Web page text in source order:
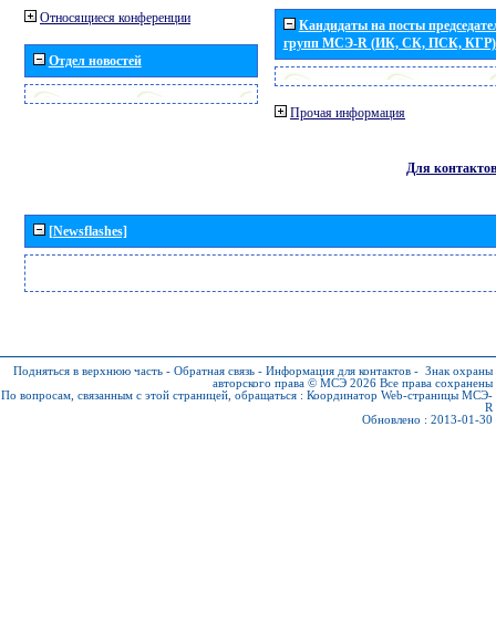
Относящиеся конференции
Отдел новостей
Кандидаты на посты
групп МСЭ-R (ИК, СК, ПСК, КГР)
Прочая информация
Для контактов
[Newsflashes]
Подняться в верхнюю часть - Обратная связь - Информация для контактов - Знак охраны
авторского права © МСЭ 2026 Все права сохранены
По вопросам, связанным с этой страницей, обращаться : Координатор Web-страницы МСЭ-
R
Обновлено : 2013-01-30